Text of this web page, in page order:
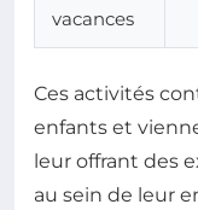
vacances
Ces activités
enfants et
leur offrant des
au sein de leur